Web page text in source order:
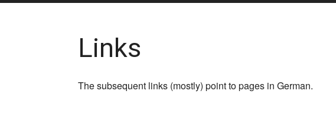
Links
The subsequent links (mostly) point to pages in German.